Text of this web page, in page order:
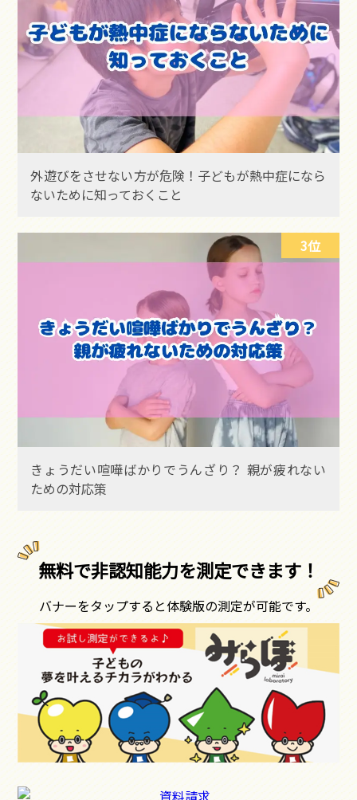
外遊びをさせない方が危険！子どもが熱中症になら
ないために知っておくこと
3位
きょうだい喧嘩ばかりでうんざり？ 親が疲れない
ための対応策
無料で非認知能力を測定できます！
バナーをタップすると体験版の測定が可能です。